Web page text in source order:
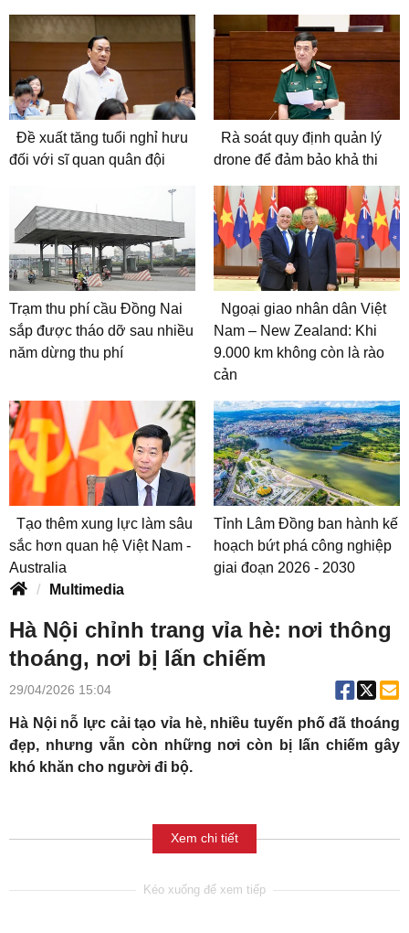
Đề xuất tăng tuổi nghỉ hưu
đối với sĩ quan quân đội
Rà soát quy định quản lý
drone để đảm bảo khả thi
Trạm thu phí cầu Đồng Nai
sắp được tháo dỡ sau nhiều
năm dừng thu phí
Ngoại giao nhân dân Việt
Nam – New Zealand: Khi
9.000 km không còn là rào
cản
Tạo thêm xung lực làm sâu
sắc hơn quan hệ Việt Nam -
Australia
Tỉnh Lâm Đồng ban hành kế
hoạch bứt phá công nghiệp
giai đoạn 2026 - 2030
Multimedia
Hà Nội chỉnh trang vỉa hè: nơi thông
thoáng, nơi bị lấn chiếm
29/04/2026 15:04
Hà Nội nỗ lực cải tạo vỉa hè, nhiều tuyến phố đã thoáng
đẹp, nhưng vẫn còn những nơi còn bị lấn chiếm gây
khó khăn cho người đi bộ.
Xem chi tiết